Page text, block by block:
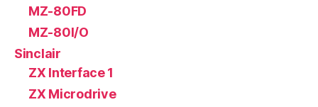
MZ-80FD
MZ-80I/O
Sinclair
ZX Interface 1
ZX Microdrive